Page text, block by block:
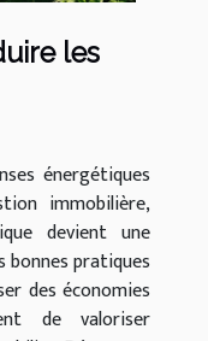
les
énergétiques
immobilière,
devient une
pratiques
des économies
de valoriser